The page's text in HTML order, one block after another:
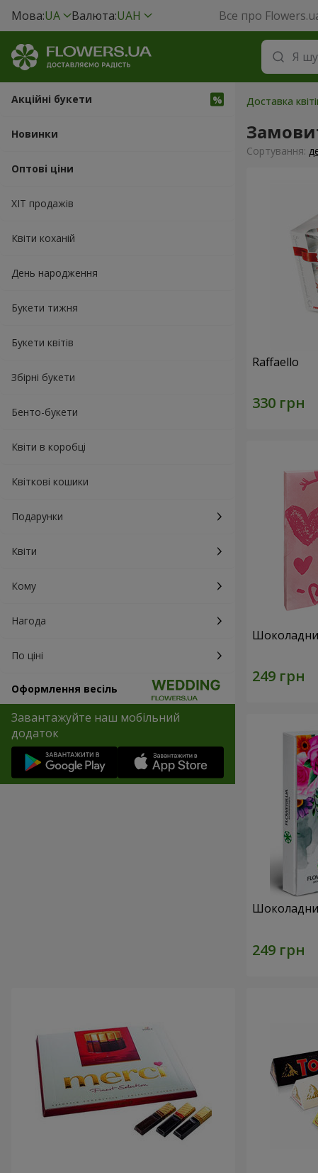
Мова:UA Валюта:UAH Все про
Акційні букети
Новинки
Оптові ціни
ХІТ продажів
Квіти коханій
День народження
Букети тижня
Букети квітів
Збірні букети
Бенто-букети
Квіти в коробці
Квіткові кошики
Подарунки
Квіти
Кому
Нагода
По ціні
Оформлення весіль
Завантажуйте наш мобільний
додаток
Доставка
Сортування:
Raffaello